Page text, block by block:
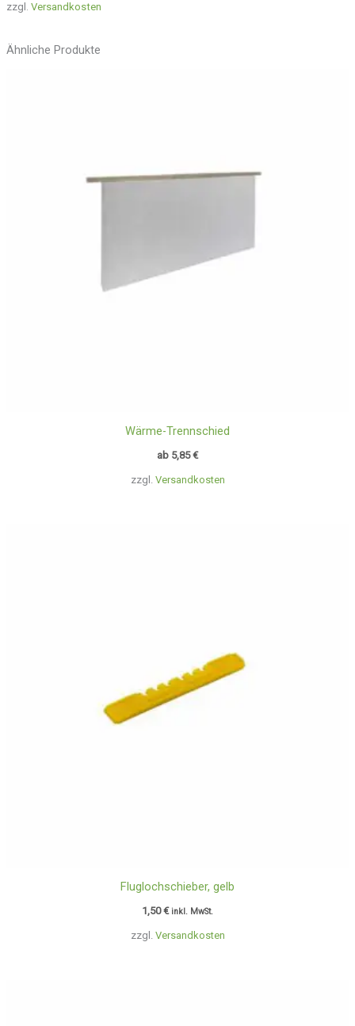
zzgl. Versandkosten
Ähnliche Produkte
zzgl. Versandkosten
Wärme-Trennschied
ab 5,85€
zzgl. Versandkosten
Fluglochschieber, gelb
1,50€ inkl. MwSt.